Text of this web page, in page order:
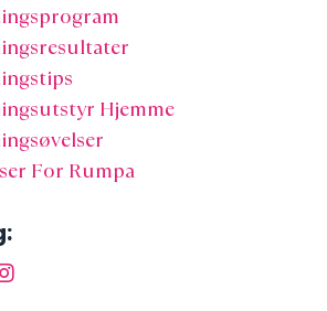
Hjemme
For Rumpa